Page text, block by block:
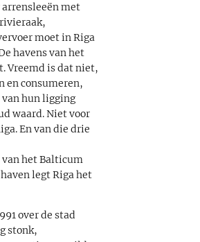
met
moet in Riga
havens van het
Vreemd is dat niet,
en consumeren,
hun ligging
waard. Niet voor
En van die drie
van het Balticum
legt Riga het
over de stad
stonk,